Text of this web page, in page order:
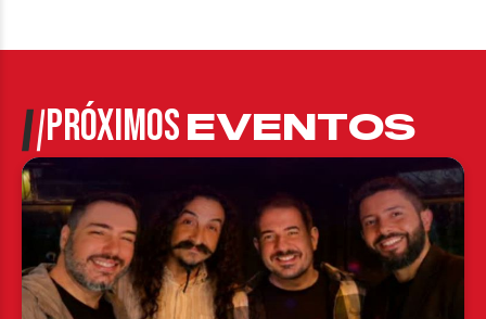
PRÓXIMOSEVENTOS